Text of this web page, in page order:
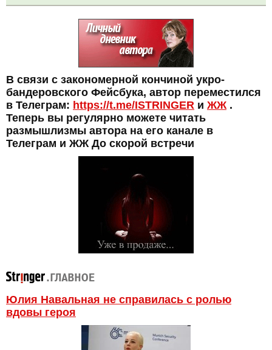
В связи с закономерной кончиной укро-
бандеровского Фейсбука, автор переместился
в Телеграм: https://t.me/ISTRINGER и ЖЖ .
Теперь вы регулярно можете читать
размышлизмы автора на его канале в
Телеграм и ЖЖ До скорой встречи
Юлия Навальная не справилась с ролью
вдовы героя